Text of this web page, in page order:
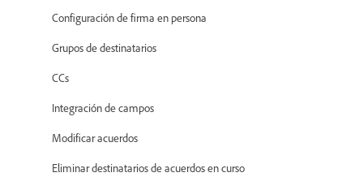
Configuración de firma en persona
Grupos de destinatarios
CCs
Integración de campos
Modificar acuerdos
Eliminar destinatarios de acuerdos en curso